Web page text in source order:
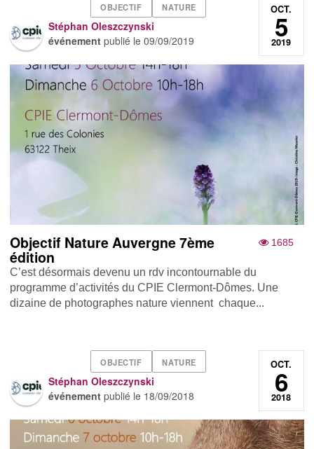
OBJECTIF NATURE
Stéphan Oleszczynski
événement publié le09/09/2019
OCT.
5
2019
1685
Objectif Nature Auvergne 7ème
édition
C’est désormais devenu un rdv incontournable du
programme d’activités du CPIE Clermont-Dômes. Une
dizaine de photographes nature viennent chaque...
OBJECTIF NATURE
Stéphan Oleszczynski
événement publié le 18/09/2018
OCT.
6
2018